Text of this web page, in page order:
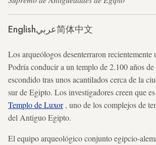
Englishعربي简体中文
Los arqueólogos desenterraron recientemente
Podría conducir a un templo de 2.100 años de
escondido tras unos acantilados cerca de la
sur de Egipto. Los investigadores creen que
Templo de Luxor, uno de los complejos de
del Antiguo Egipto.
El equipo arqueológico conjunto egipcio-